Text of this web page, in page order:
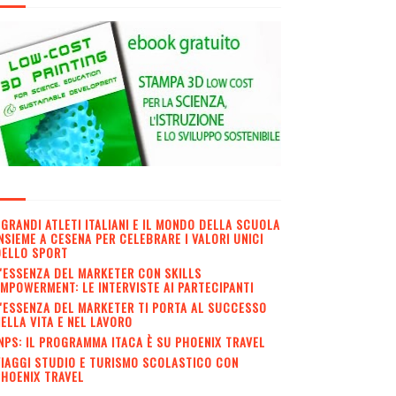
ATLETI ITALIANI E IL MONDO DELLA SCUOLA
A CESENA PER CELEBRARE I VALORI UNICI
SPORT
DEL MARKETER CON SKILLS
LE INTERVISTE AI PARTECIPANTI
DEL MARKETER TI PORTA AL SUCCESSO
VITA E NEL LAVORO
IL PROGRAMMA ITACA È SU PHOENIX TRAVEL
STUDIO E TURISMO SCOLASTICO CON
TRAVEL